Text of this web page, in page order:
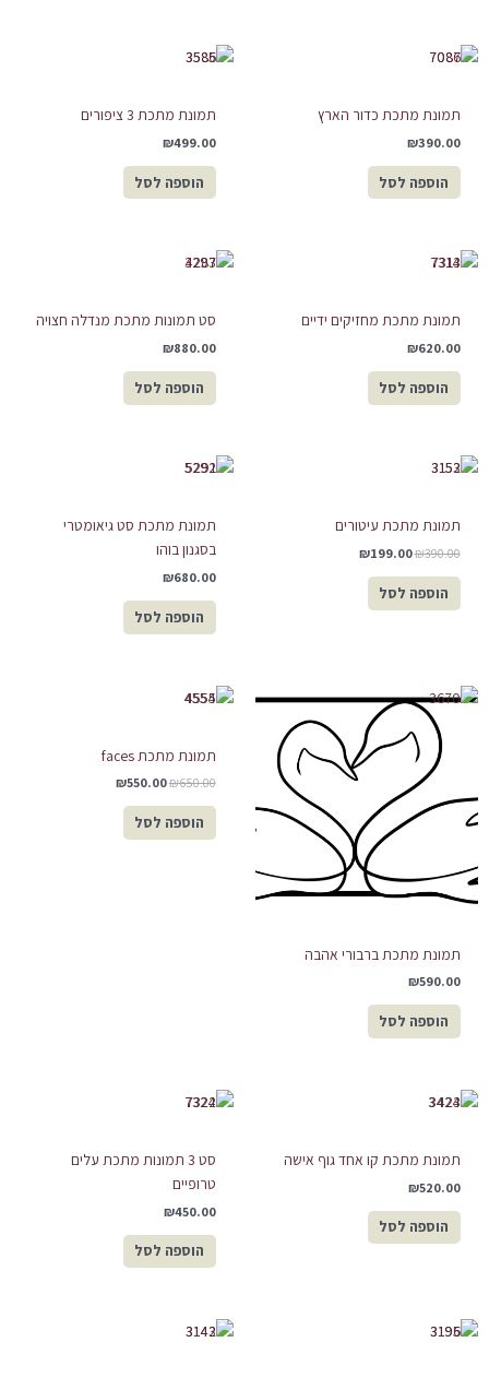
תמונת מתכת כדור הארץ
₪390.00
הוספה לסל
תמונת מתכת 3 ציפורים
₪499.00
הוספה לסל
תמונת מתכת מחזיקים ידיים
₪620.00
הוספה לסל
סט תמונות מתכת מנדלה חצויה
₪880.00
הוספה לסל
תמונת מתכת עיטורים
₪390.00
₪199.00
הוספה לסל
תמונת מתכת סט גיאומטרי
בסגנון בוהו
₪680.00
הוספה לסל
תמונת מתכת ברבורי אהבה
₪590.00
הוספה לסל
תמונת מתכת faces
₪650.00
₪550.00
הוספה לסל
תמונת מתכת קו אחד גוף אישה
₪520.00
הוספה לסל
סט 3 תמונות מתכת עלים
טרופיים
₪450.00
הוספה לסל